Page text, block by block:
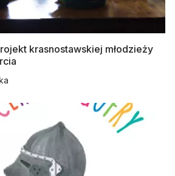
krasnostawskiej młodzieży